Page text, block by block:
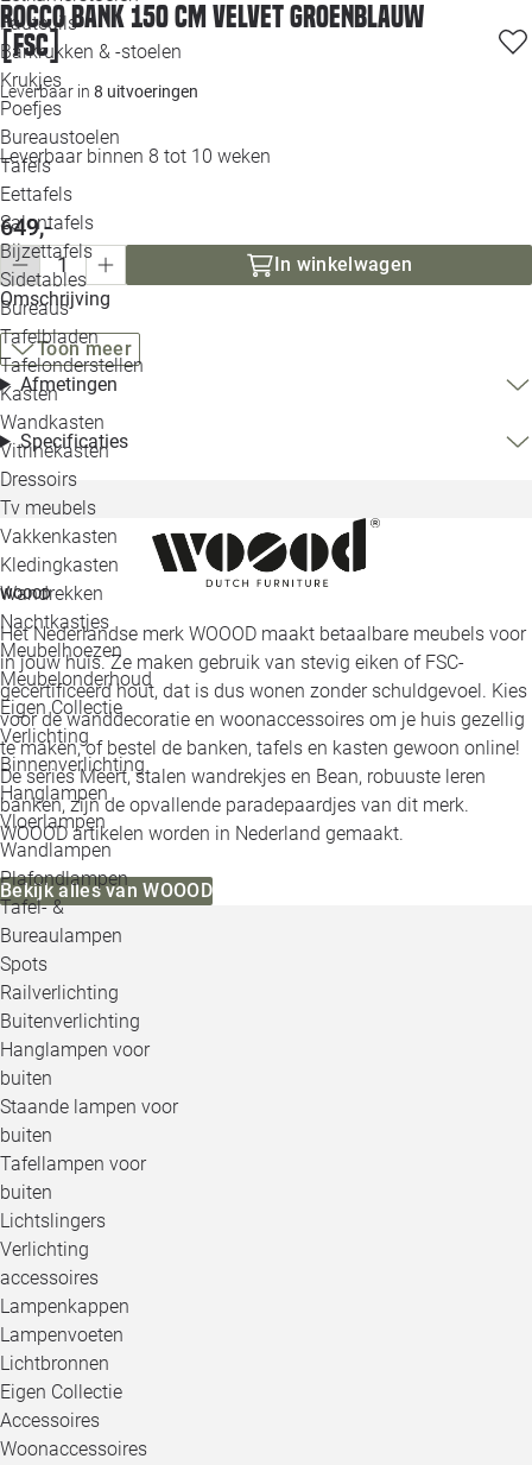
Fauteuils
Barkrukken & -stoelen
Krukjes
Poefjes
Bureaustoelen
Tafels
Eettafels
Salontafels
Bijzettafels
Sidetables
Bureaus
Tafelbladen
Tafelonderstellen
Kasten
Wandkasten
Vitrinekasten
Dressoirs
Tv meubels
Vakkenkasten
Kledingkasten
Wandrekken
Nachtkastjes
Meubelhoezen
Meubelonderhoud
Eigen Collectie
Verlichting
Binnenverlichting
Hanglampen
Vloerlampen
Wandlampen
Plafondlampen
Tafel- &
Bureaulampen
Spots
Railverlichting
Buitenverlichting
Hanglampen voor
buiten
Staande lampen voor
buiten
Tafellampen voor
buiten
Lichtslingers
Verlichting
accessoires
Lampenkappen
Lampenvoeten
Lichtbronnen
Eigen Collectie
Accessoires
Woonaccessoires
Rocco bank 150 cm velvet groenblauw
[fsc]
Leverbaar in 8 uitvoeringen
Leverbaar binnen 8 tot 10 weken
649,-
In winkelwagen
Omschrijving
Toon meer
Afmetingen
Specificaties
WOOOD
Het Nederlandse merk WOOOD maakt betaalbare meubels voor
in jouw huis. Ze maken gebruik van stevig eiken of FSC-
gecertificeerd hout, dat is dus wonen zonder schuldgevoel. Kies
voor de wanddecoratie en woonaccessoires om je huis gezellig
te maken, of bestel de banken, tafels en kasten gewoon online!
De series Meert, stalen wandrekjes en Bean, robuuste leren
banken, zijn de opvallende paradepaardjes van dit merk.
WOOOD artikelen worden in Nederland gemaakt.
Bekijk alles van WOOOD